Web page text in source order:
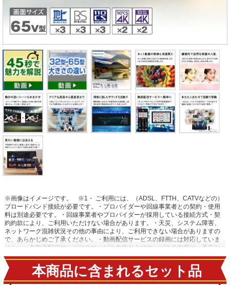
※画像はイメージです。
※1・ ご利用には、（ADSL、FTTH、CATVなどの）
ブロードバンド接続が必要です。・プロバイダーや回線事業者との契約・使用
料は別途必要です。・回線事業者やプロバイダーが採用している接続方式・契
約約款により、ご利用いただけない場合があります。・天災、システム障害、
ネットワーク混雑状況その他の事由により、ご利用できない場合がありますの
で、あらかじめご了承ください。・動画配信サービスの録画には対応していま
せん。・各動画配信サービスのサービス名称およびサービスの内容は、予告な
く変更・終了する場合があります。
※2【おまかせ録画に関するご注意】・
USBハードディスク接続時に対応しています。・ ご利用にはインターネットへ
の接続環境が必要です。詳しくは、メーカーHPの[ネットワークに関するご注
意] をご覧ください。・ おまかせ録画は、「みるコレ パック」でお好きなテー
本商品に含まれるセット品